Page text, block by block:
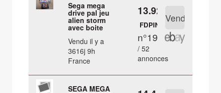
Sega mega
drive pal jeu
alien storm
avec boite
Vendu il y a
3616j 9h
France
13.92 €
FDPIN
n°19
/ 52
annonces
SEGA MEGA